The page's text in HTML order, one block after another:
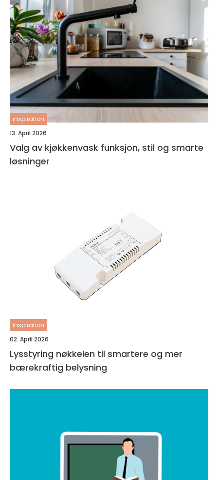
inspiration
13. April 2026
Valg av kjøkkenvask funksjon, stil og smarte
løsninger
inspiration
02. April 2026
Lysstyring nøkkelen til smartere og mer
bærekraftig belysning